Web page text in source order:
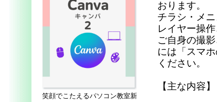
笑顔でこたえるパソコン教室新
おります。
チラシ・メ
レイヤー操
ご自身の撮
には「スマ
ください。
【主な内容】